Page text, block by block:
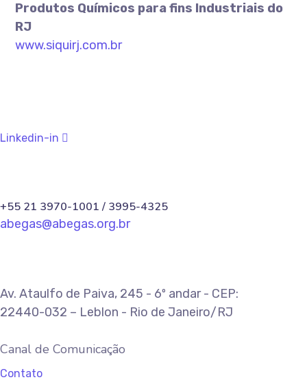
Produtos Químicos para fins Industriais do
RJ
www.siquirj.com.br
Linkedin-in
+55 21 3970-1001 / 3995-4325
abegas@abegas.org.br
Av. Ataulfo de Paiva, 245 - 6º andar - CEP:
22440-032 – Leblon - Rio de Janeiro/RJ
Canal de Comunicação
Contato